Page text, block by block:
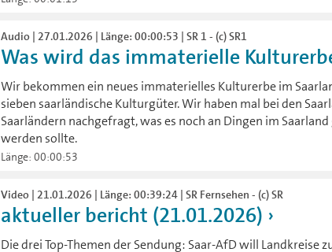
Audio | 27.01.2026 | Länge: 00:00:53 | SR 1 - (c) SR1
Was wird das immaterielle
Wir bekommen ein neues immaterielles Kulturerbe im
sieben saarländische Kulturgüter. Wir haben mal bei den
Saarländern nachgefragt, was es noch an Dingen im
werden sollte.
Länge: 00:00:53
Video | 21.01.2026 | Länge: 00:39:24 | SR Fernsehen - (c) SR
aktueller bericht (21.01.2026)
Die drei Top-Themen der Sendung: Saar-AfD will Landkreise